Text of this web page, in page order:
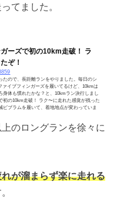
てました。
ーズで初の10km走破！ ラ
ぞ！
たので、長距離ランをやりました。毎日のシ
ァイブフィンガーズを履いてるけど、10kmは
体も慣れたかな？と、10kmラン決行しまし
初の10km走破！ ラク〜に走れた感覚が残った
ビブラムを履いて、着地地点が変わっていま
のロングランを徐々に
れが溜まらず楽に走れる